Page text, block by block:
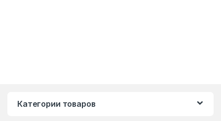
Категории товаров